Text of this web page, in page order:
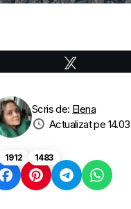
Scris de: Elena
Actualizat pe
1912 1483